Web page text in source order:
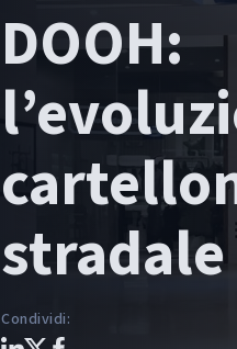
DOOH:
stradale
Condividi: